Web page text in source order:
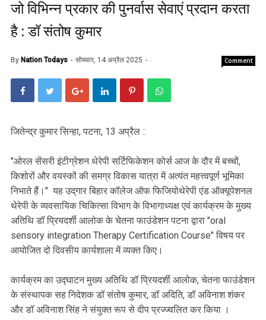
जो विभिन्न प्रकार की पुनर्वास सेवाएं प्रदान करता
है : डॉ संतोष कुमार
By Nation Todays सोमवार, 14 अप्रैल 2025 Comment
जितेन्द्र कुमार सिन्हा, पटना, 13 अप्रैल ::
"ओरल सेंसरी इंटीग्रेशन थेरेपी सर्टिफिकेशन कोर्स आज के दौर में बच्चों,
किशोरों और वयस्कों की समग्र विकास यात्रा में अत्यंत महत्त्वपूर्ण भूमिका
निभाते हैं।" यह उद्‌गार बिहार कॉलेज ऑफ फिजियोथेरेपी एंड ऑक्यूपेशनल
थेरेपी के व्यवसायिक चिकित्सा विभाग के विभागाध्यक्ष एवं कार्यक्रम के मुख्य
अतिथि डॉ प्रियदर्शी आलोक के चेतना फाउंडेशन पटना द्वारा "oral
sensory integration Therapy Certification Course" विषय पर
आयोजित दो दिवसीय कार्यशाला में व्यक्त किए।
कार्यक्रम का उद्घाटन मुख्य अतिथि डॉ प्रियदर्शी आलोक, चेतना फाउंडेशन
के संस्थापक सह निदेशक डॉ संतोष कुमार, डॉ अदिति, डॉ अविनाश शंकर
और डॉ अविनाश सिंह ने संयुक्त रूप से दीप प्रज्ज्वलित कर किया ।